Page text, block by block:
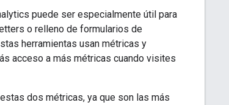
puede ser especialmente útil para
o relleno de formularios de
herramientas usan métricas y
acceso a más métricas cuando visites
dos métricas, ya que son las más